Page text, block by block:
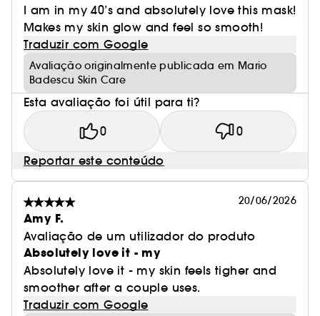
I am in my 40’s and absolutely love this mask!
Makes my skin glow and feel so smooth!
Traduzir com Google
Avaliação originalmente publicada em Mario
Badescu Skin Care
Esta avaliação foi útil para ti?
0 0
Reportar este conteúdo
20/06/2026
Amy F.
Avaliação de um utilizador do produto
Absolutely love it - my
Absolutely love it - my skin feels tigher and
smoother after a couple uses.
Traduzir com Google